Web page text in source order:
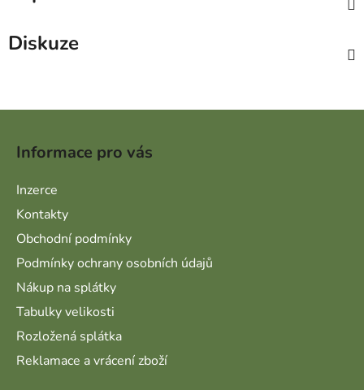
Diskuze
Informace pro vás
Inzerce
Kontakty
Obchodní podmínky
Podmínky ochrany osobních údajů
Nákup na splátky
Tabulky velikosti
Rozložená splátka
Reklamace a vrácení zboží